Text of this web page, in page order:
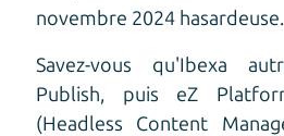
novembre 2024 hasardeuse.
Savez-vous qu'Ibexa
Publish, puis eZ
(Headless Content